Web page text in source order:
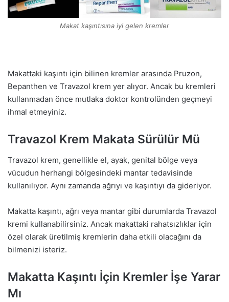
Makat kaşıntısına iyi gelen kremler
Makattaki kaşıntı için bilinen kremler arasında Pruzon,
Bepanthen ve Travazol krem yer alıyor. Ancak bu kremleri
kullanmadan önce mutlaka doktor kontrolünden geçmeyi
ihmal etmeyiniz.
Travazol Krem Makata Sürülür Mü
Travazol krem, genellikle el, ayak, genital bölge veya
vücudun herhangi bölgesindeki mantar tedavisinde
kullanılıyor. Aynı zamanda ağrıyı ve kaşıntıyı da gideriyor.
Makatta kaşıntı, ağrı veya mantar gibi durumlarda Travazol
kremi kullanabilirsiniz. Ancak makattaki rahatsızlıklar için
özel olarak üretilmiş kremlerin daha etkili olacağını da
bilmenizi isteriz.
Makatta Kaşıntı İçin Kremler İşe Yarar
Mı